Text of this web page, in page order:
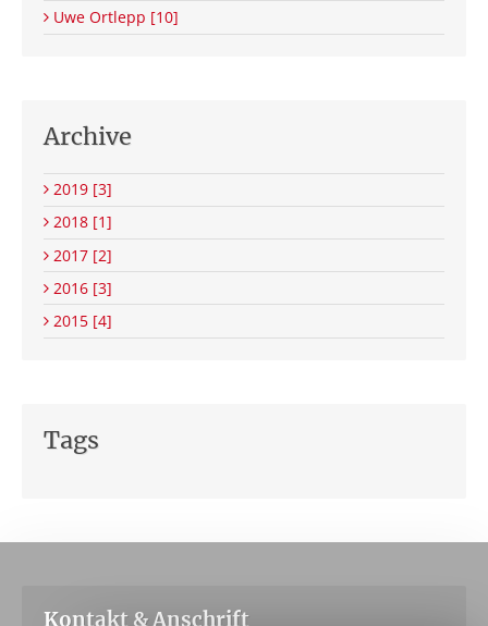
Uwe Ortlepp [10]
Archive
2019 [3]
2018 [1]
2017 [2]
2016 [3]
2015 [4]
Tags
Kontakt & Anschrift